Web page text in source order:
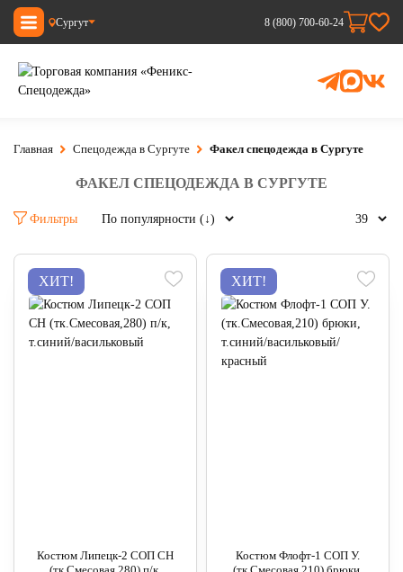
Сургут 8 (800) 700-60-24
Главная Спецодежда в Сургуте Факел спецодежда в Сургуте
ФАКЕЛ СПЕЦОДЕЖДА В СУРГУТЕ
Фильтры
ХИТ!
Костюм Липецк-2 СОП CH
ХИТ!
Костюм Флофт-1 СОП У.